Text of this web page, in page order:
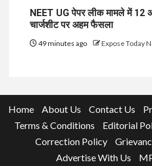
NEET UG पेपर लीक मामले में 12
चार्जशीट पर अहम फैसला
49 minutes ago Expose Today
Home About Us Contact Us
Terms & Conditions
Editorial
Correction Policy
Advertise With Us